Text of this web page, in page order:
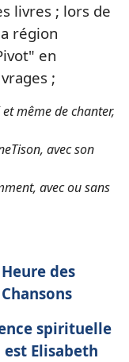
livres ; lors de
région
en
;
même de chanter,
avec son
avec ou sans
Heure des
spirituelle
Elisabeth